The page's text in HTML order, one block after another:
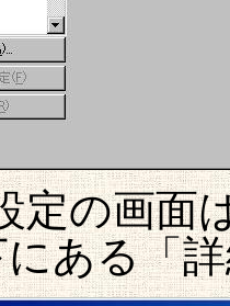
定の画面
ある「